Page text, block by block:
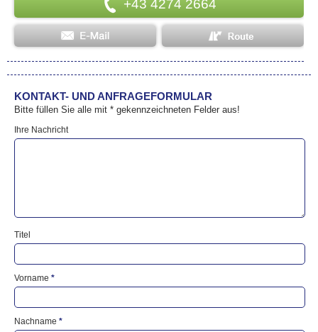
+43 4274 2664
KONTAKT- UND ANFRAGEFORMULAR
Bitte füllen Sie alle mit * gekennzeichneten Felder aus!
Ihre Nachricht
Titel
Vorname *
Nachname *